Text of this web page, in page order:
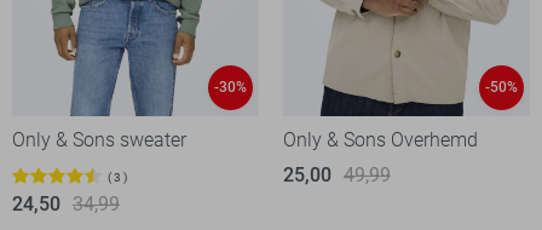
-30%
Only & Sons sweater
3
24,50 34,99
-50%
Only & Sons Overhemd
25,00 49,99